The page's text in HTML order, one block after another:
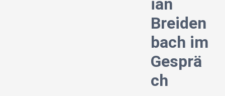
ian
Breiden
bach im
Gesprä
ch